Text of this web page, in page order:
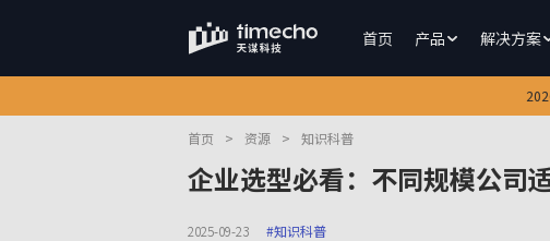
首页 产品 解决方案
首页 > 资源 > 知识科普
企业选型必看：不同规模公司
2025-09-23 #知识科普